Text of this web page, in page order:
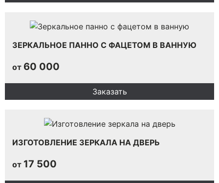
ЗЕРКАЛЬНОЕ ПАННО С ФАЦЕТОМ В ВАННУЮ
от 60 000
Заказать
ИЗГОТОВЛЕНИЕ ЗЕРКАЛА НА ДВЕРЬ
от 17 500